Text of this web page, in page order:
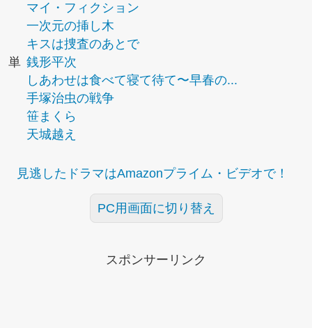
マイ・フィクション
一次元の挿し木
キスは捜査のあとで
単 銭形平次
しあわせは食べて寝て待て〜早春の...
手塚治虫の戦争
笹まくら
天城越え
見逃したドラマはAmazonプライム・ビデオで！
PC用画面に切り替え
スポンサーリンク